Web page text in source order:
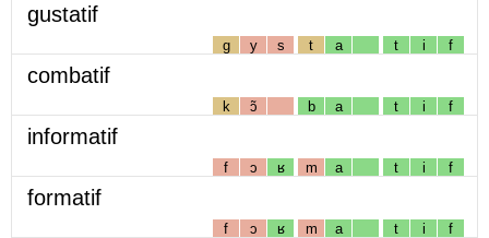
gustatif
g y s t a t i f
combatif
k ɔ̃ b a t i f
informatif
f ɔ ʁ m a t i f
formatif
f ɔ ʁ m a t i f